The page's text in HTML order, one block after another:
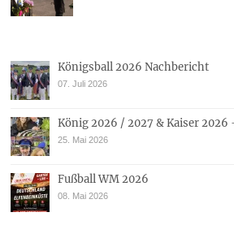
Königsball 2026 Nachbericht
07. Juli 2026
König 2026 / 2027 & Kaiser 2026
25. Mai 2026
Fußball WM 2026
08. Mai 2026